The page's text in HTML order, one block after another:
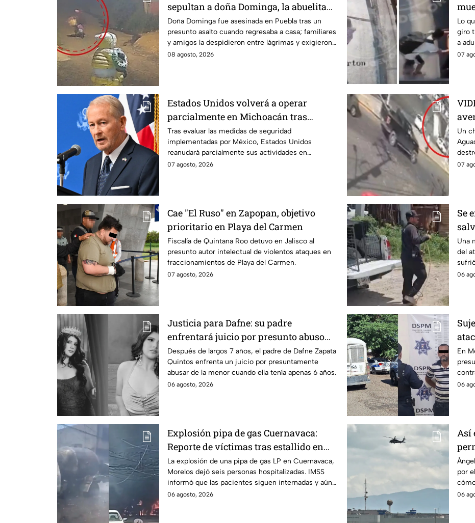
sepultan a doña Dominga, la abuelita
asesinada tras asalto en Amozoc,
Puebla
Doña Dominga fue asesinada en Puebla tras un
presunto asalto cuando regresaba a casa; familiares
y amigos la despidieron entre lágrimas y exigieron
justicia.
08 agosto, 2026
Lo
giro
a
en
07
Estados Unidos volverá a operar
parcialmente en Michoacán tras
suspensión por motivos de seguridad
Tras evaluar las medidas de seguridad
implementadas por México, Estados Unidos
reanudará parcialmente sus actividades en
Michoacán a partir del 8 de agosto.
07 agosto, 2026
Un
07
Cae "El Ruso" en Zapopan, objetivo
prioritario en Playa del Carmen
Fiscalía de Quintana Roo detuvo en Jalisco al
presunto autor intelectual de violentos ataques en
fraccionamientos de Playa del Carmen.
07 agosto, 2026
Se
Una
del
06
Justicia para Dafne: su padre
enfrentará juicio por presunto abuso
cometido en 2019 en Tamaulipas
Después de largos 7 años, el padre de Dafne Zapata
Quintos enfrenta un juicio por presuntamente
abusar de la menor cuando ella tenía apenas 6 años.
06 agosto, 2026
En
06
Explosión pipa de gas Cuernavaca:
Reporte de víctimas tras estallido en
Morelos
La explosión de una pipa de gas LP en Cuernavaca,
Morelos dejó seis personas hospitalizadas. IMSS
informó que las pacientes siguen internadas y aún
no hay parte médico.
06 agosto, 2026
Así
por
06